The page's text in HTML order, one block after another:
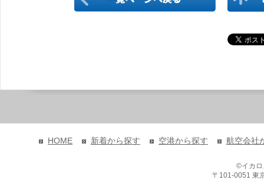
HOME 新着から探す 空港から探す 航空会社
©イカ
〒101-0051 東